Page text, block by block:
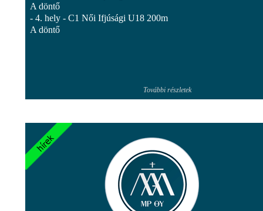
A döntő
- 4. hely - C1 Női Ifjúsági U18 200m
A döntő
További részletek